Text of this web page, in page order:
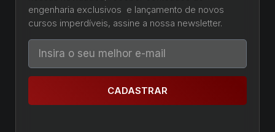
engenharia exclusivos e lançamento de novos
cursos imperdíveis, assine a nossa newsletter.
CADASTRAR